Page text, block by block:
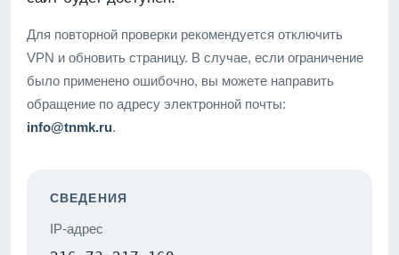
Для повторной проверки рекомендуется отключить
VPN и обновить страницу. В случае, если ограничение
было применено ошибочно, вы можете направить
обращение по адресу электронной почты:
info@tnmk.ru.
СВЕДЕНИЯ
IP-адрес